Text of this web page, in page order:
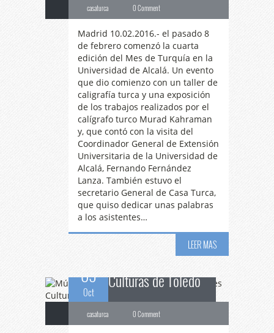
casaturca 0 Comment
Madrid 10.02.2016.- el pasado 8
de febrero comenzó la cuarta
edición del Mes de Turquía en la
Universidad de Alcalá. Un evento
que dio comienzo con un taller de
caligrafía turca y una exposición
de los trabajos realizados por el
calígrafo turco Murad Kahraman
y, que contó con la visita del
Coordinador General de Extensión
Universitaria de la Universidad de
Alcalá, Fernando Fernández
Lanza. También estuvo el
secretario General de Casa Turca,
que quiso dedicar unas palabras
a los asistentes…
LEER MAS
09
Oct
Músicay danza sufí
en Concierto de tres
Culturas de Toledo
casaturca 0 Comment